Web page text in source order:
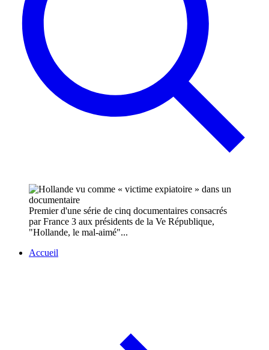
Premier d'une série de cinq documentaires consacrés
par France 3 aux présidents de la Ve République,
"Hollande, le mal-aimé"...
Accueil